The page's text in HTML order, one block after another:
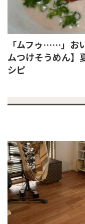
「ムフゥ……」お
ムつけそうめん】
シピ